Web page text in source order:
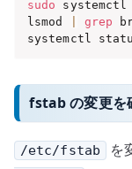
sudo systemctl
lsmod
grep
systemctl
fstab の変更を
/etc/fstab を